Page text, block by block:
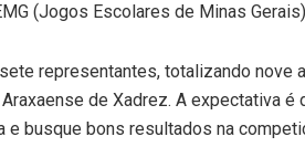
(Jogos Escolares de Minas
representantes, totalizando nove
de Xadrez. A expectativa é
busque bons resultados na